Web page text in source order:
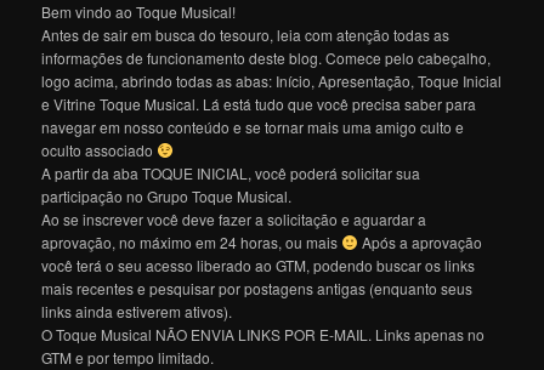
Bem vindo ao Toque Musical!
Antes de sair em busca do tesouro, leia com atenção todas as
informações de funcionamento deste blog. Comece pelo cabeçalho,
logo acima, abrindo todas as abas: Início, Apresentação, Toque Inicial
e Vitrine Toque Musical. Lá está tudo que você precisa saber para
navegar em nosso conteúdo e se tornar mais uma amigo culto e
oculto associado
A partir da aba TOQUE INICIAL, você poderá solicitar sua
participação no Grupo Toque Musical.
Ao se inscrever você deve fazer a solicitação e aguardar a
aprovação, no máximo em 24 horas, ou mais
Após a aprovação
você terá o seu acesso liberado ao GTM, podendo buscar os links
mais recentes e pesquisar por postagens antigas (enquanto seus
links ainda estiverem ativos).
O Toque Musical NÃO ENVIA LINKS POR E-MAIL. Links apenas no
GTM e por tempo limitado.